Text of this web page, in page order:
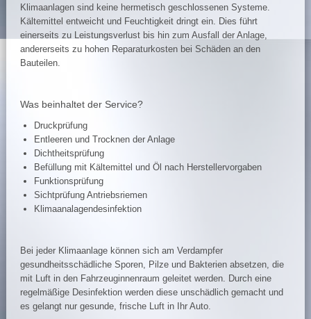
Klimaanlagen sind keine hermetisch geschlossenen Systeme.
Kältemittel entweicht und Feuchtigkeit dringt ein. Dies führt
einerseits zu Leistungsverlust bis hin zum Ausfall der Anlage,
andererseits zu hohen Reparaturkosten bei Schäden an den
Bauteilen.
Was beinhaltet der Service?
Druckprüfung
Entleeren und Trocknen der Anlage
Dichtheitsprüfung
Befüllung mit Kältemittel und Öl nach Herstellervorgaben
Funktionsprüfung
Sichtprüfung Antriebsriemen
Klimaanalagendesinfektion
Bei jeder Klimaanlage können sich am Verdampfer
gesundheitsschädliche Sporen, Pilze und Bakterien absetzen, die
mit Luft in den Fahrzeuginnenraum geleitet werden. Durch eine
regelmäßige Desinfektion werden diese unschädlich gemacht und
es gelangt nur gesunde, frische Luft in Ihr Auto.